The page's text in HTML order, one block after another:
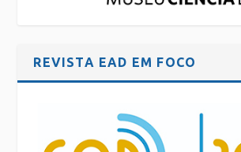
REVISTA EAD EM FOCO